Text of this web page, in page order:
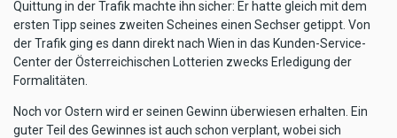
Quittung in der Trafik machte ihn sicher: Er hatte gleich mit dem
ersten Tipp seines zweiten Scheines einen Sechser getippt. Von
der Trafik ging es dann direkt nach Wien in das Kunden-Service-
Center der Österreichischen Lotterien zwecks Erledigung der
Formalitäten.
Noch vor Ostern wird er seinen Gewinn überwiesen erhalten. Ein
guter Teil des Gewinnes ist auch schon verplant, wobei sich